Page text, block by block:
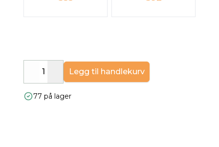
DecreaseIncrease
Legg til handlekurv
77 på lager